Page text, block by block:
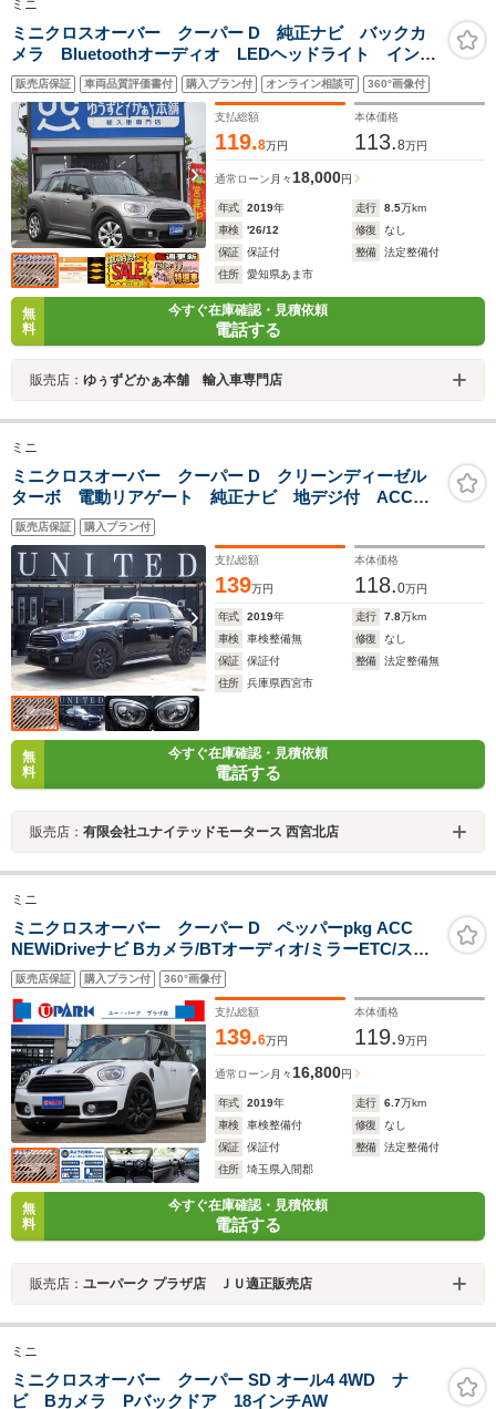
ミニ
ミニクロスオーバー クーパー D 純正ナビ バックカ
メラ Bluetoothオーディオ LEDヘッドライト インテ
リジェントセーフティ アダプティブクルーズコントロ
ール スマートキー シートヒーター アンビエントラ
イト
販売店保証 車両品質評価書付 購入プラン付 オンライン相談可 360°画像付
支払総額
119.8万円
本体価格
113.8万円
通常ローン 月々18,000円
年式 2019年 走行 8.5万km
車検
'26/12 修復
なし
保証
保証付 整備
法定整備付
住所
愛知県あま市
無
料
今すぐ在庫確認・見積依頼
電話する
販売店： ゆぅずどかぁ本舗 輸入車専門店
ミニ
ミニクロスオーバー クーパー D クリーンディーゼル
ターボ 電動リアゲート 純正ナビ 地デジ付 ACC
スマートキー インテリジェントセーフティー バック
カメラ バックセンサー LEDライト 安心ロング保証
販売店保証 購入プラン付
支払総額
139万円
本体価格
118.0万円
年式 2019年 走行 7.8万km
車検
車検整備無 修復
なし
保証
保証付 整備
法定整備無
住所
兵庫県西宮市
無
料
今すぐ在庫確認・見積依頼
電話する
販売店： 有限会社ユナイテッドモータース 西宮北店
ミニ
ミニクロスオーバー クーパー D ペッパーpkg ACC
NEWiDriveナビ Bカメラ/BTオーディオ/ミラーETC/スマ
キー/PWバックドア/LEDヘッド/FRフォグ/ルーフレール/
禁煙車/記録簿/
販売店保証 購入プラン付 360°画像付
支払総額
139.6万円
本体価格
119.9万円
通常ローン 月々16,800円
年式 2019年 走行 6.7万km
車検
車検整備付 修復
なし
保証
保証付 整備
法定整備付
住所
埼玉県入間郡
無
料
今すぐ在庫確認・見積依頼
電話する
販売店： ユーパーク プラザ店 ＪＵ適正販売店
ミニ
ミニクロスオーバー クーパー SD オール4 4WD ナ
ビ Bカメラ Pバックドア 18インチAW